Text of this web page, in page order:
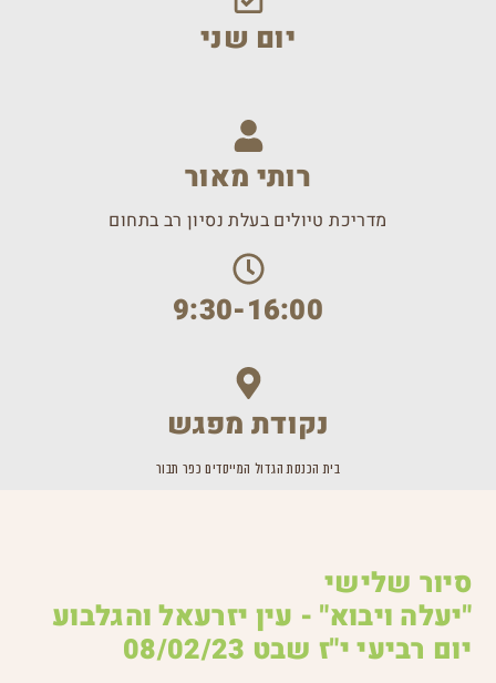
יום שני
רותי מאור
מדריכת טיולים בעלת נסיון רב בתחום
9:30-16:00
נקודת מפגש
בית הכנסת הגדול המייסדים כפר תבור
סיור שלישי
"יעלה ויבוא" - עין יזרעאל והגלבוע
יום רביעי י"ז שבט 08/02/23